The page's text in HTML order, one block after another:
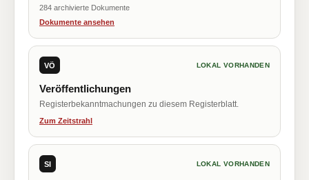
284 archivierte Dokumente
Dokumente ansehen
VÖ LOKAL VORHANDEN
Veröffentlichungen
Registerbekanntmachungen zu diesem Registerblatt.
Zum Zeitstrahl
SI LOKAL VORHANDEN